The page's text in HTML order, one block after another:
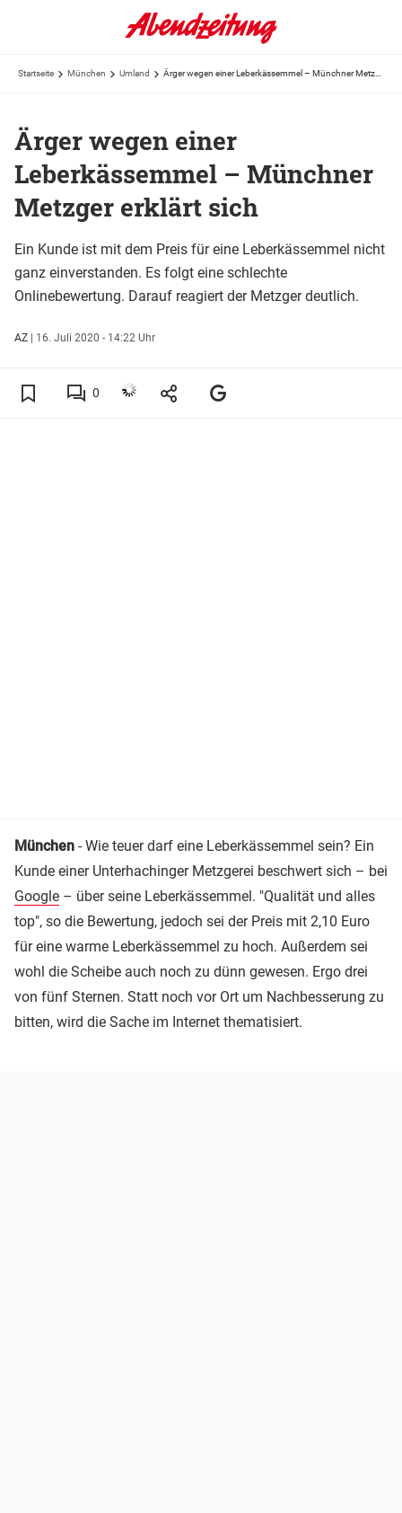
Startseite München Umland
Ärger wegen einer
Leberkässemmel – Münchner
Metzger erklärt sich
Ein Kunde ist mit dem Preis für eine Leberkässemmel nicht
ganz einverstanden. Es folgt eine schlechte
Onlinebewertung. Darauf reagiert der Metzger deutlich.
AZ | 16. Juli 2020 - 14:22 Uhr
0
München - Wie teuer darf eine Leberkässemmel sein? Ein
Kunde einer Unterhachinger Metzgerei beschwert sich – bei
Google – über seine Leberkässemmel. "Qualität und alles
top", so die Bewertung, jedoch sei der Preis mit 2,10 Euro
für eine warme Leberkässemmel zu hoch. Außerdem sei
wohl die Scheibe auch noch zu dünn gewesen. Ergo drei
von fünf Sternen. Statt noch vor Ort um Nachbesserung zu
bitten, wird die Sache im Internet thematisiert.